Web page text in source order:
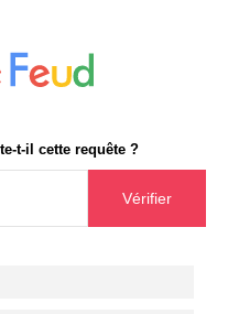
t-il cette requête ?